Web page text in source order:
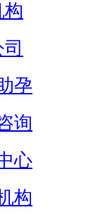
构
孕
询
心
构